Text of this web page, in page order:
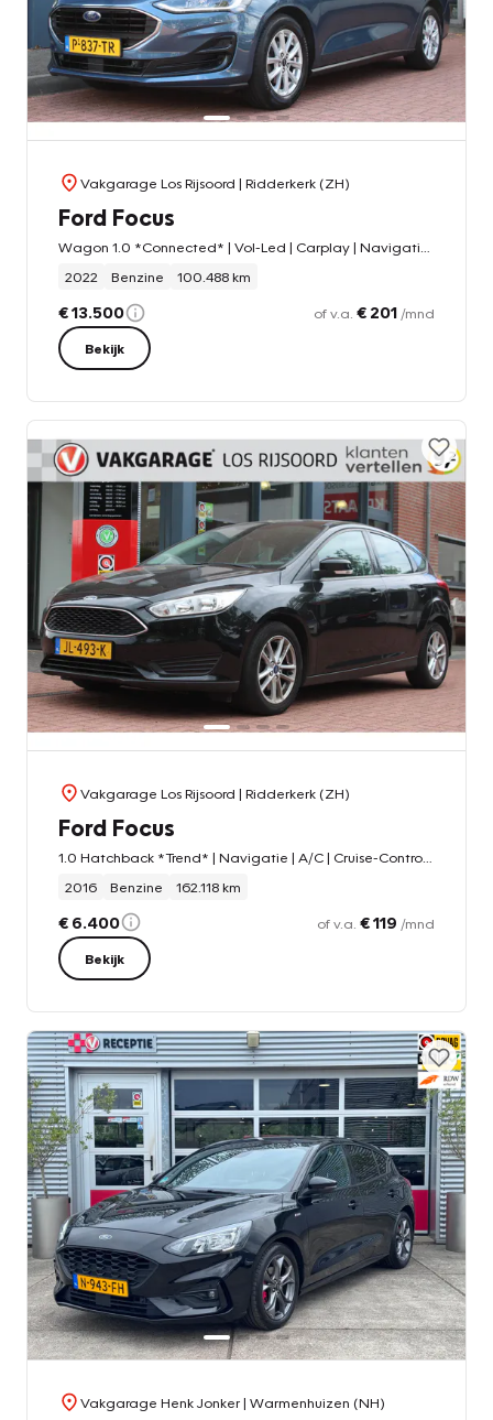
Vakgarage Los Rijsoord | Ridderkerk (ZH)
Ford Focus
2022
Benzine 100.488 km
€ 13.500 of v.a. € 201 /mnd
Bekijk
Vakgarage Los Rijsoord | Ridderkerk (ZH)
Ford Focus
2016
Benzine 162.118 km
€ 6.400 of v.a. € 119 /mnd
Bekijk
Vakgarage Henk Jonker| Warmenhuizen (NH)